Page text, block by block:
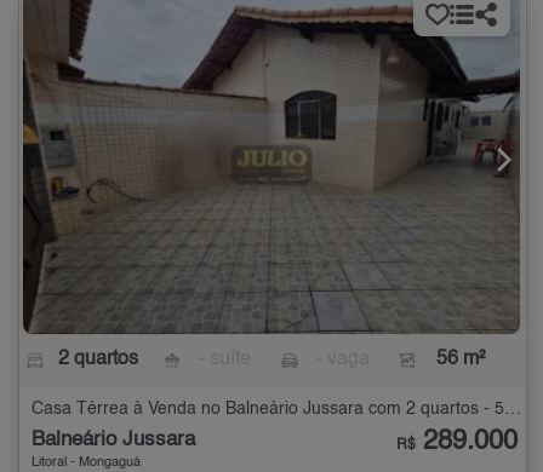
2 quartos 56 m²
Casa Térrea à Venda no Balneário Jussara com 2 quartos - 56 m²
Balneário Jussara
Litoral - Mongaguá
R$ 289.000